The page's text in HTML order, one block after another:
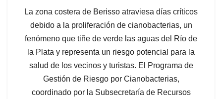
La zona costera de Berisso atraviesa días críticos
debido a la proliferación de cianobacterias, un
fenómeno que tiñe de verde las aguas del Río de
la Plata y representa un riesgo potencial para la
salud de los vecinos y turistas. El Programa de
Gestión de Riesgo por Cianobacterias,
coordinado por la Subsecretaría de Recursos